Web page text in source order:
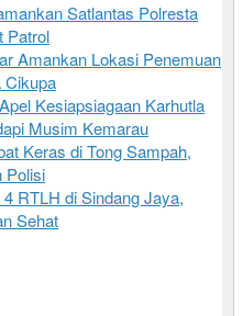
Satlantas Polresta
Patrol
Amankan Lokasi Penemuan
Cikupa
Kesiapsiagaan Karhutla
Musim Kemarau
Keras di Tong Sampah,
Polisi
RTLH di Sindang Jaya,
Sehat